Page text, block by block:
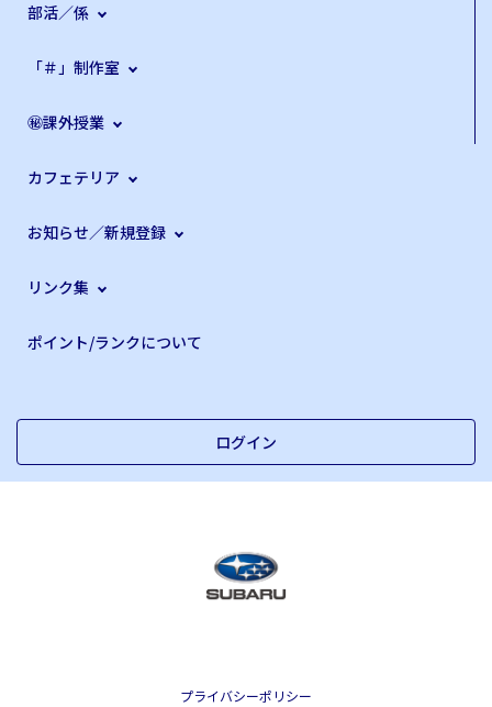
部活／係
「＃」制作室
㊙課外授業
カフェテリア
お知らせ／新規登録
リンク集
ポイント/ランクについて
ログイン
プライバシーポリシー